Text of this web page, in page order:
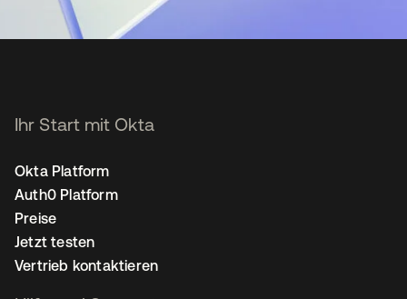
Ihr Start mit Okta
Okta Platform
Auth0 Platform
Preise
Jetzt testen
Vertrieb kontaktieren